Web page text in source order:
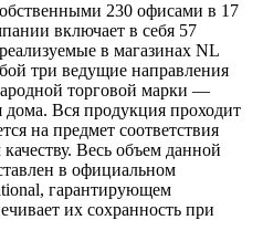
230 офисами в 17
включает в себя 57
в магазинах NL
три ведущие направления
торговой марки —
дома. Вся продукция проходит
на предмет соответствия
Весь объем данной
в официальном
гарантирующем
их сохранность при